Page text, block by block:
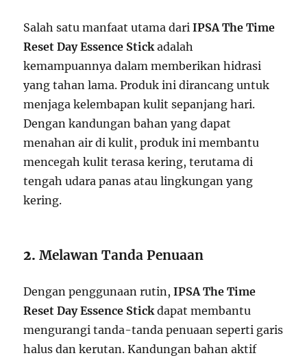
Salah satu manfaat utama dariIPSA The Time
Reset Day Essence Stick adalah
kemampuannya dalam memberikan hidrasi
yang tahan lama. Produk ini dirancang untuk
menjaga kelembapan kulit sepanjang hari.
Dengan kandungan bahan yang dapat
menahan air di kulit, produk ini membantu
mencegah kulit terasa kering, terutama di
tengah udara panas atau lingkungan yang
kering.
2.Melawan Tanda Penuaan
Dengan penggunaan rutin,IPSA The Time
Reset Day Essence Stick dapat membantu
mengurangi tanda-tanda penuaan seperti garis
halus dan kerutan. Kandungan bahan aktif